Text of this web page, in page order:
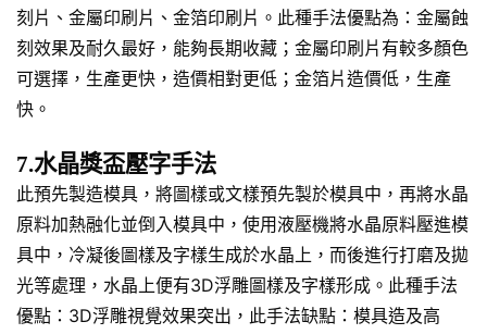
刻片、金屬印刷片、金箔印刷片。此種手法優點為：金屬蝕
刻效果及耐久最好，能夠長期收藏；金屬印刷片有較多顏色
可選擇，生產更快，造價相對更低；金箔片造價低，生產
快。
7.水晶獎盃壓字手法
此預先製造模具，將圖樣或文樣預先製於模具中，再將水晶
原料加熱融化並倒入模具中，使用液壓機將水晶原料壓進模
具中，冷凝後圖樣及字樣生成於水晶上，而後進行打磨及拋
光等處理，水晶上便有3D浮雕圖樣及字樣形成。此種手法
優點：3D浮雕視覺效果突出，此手法缺點：模具造及高